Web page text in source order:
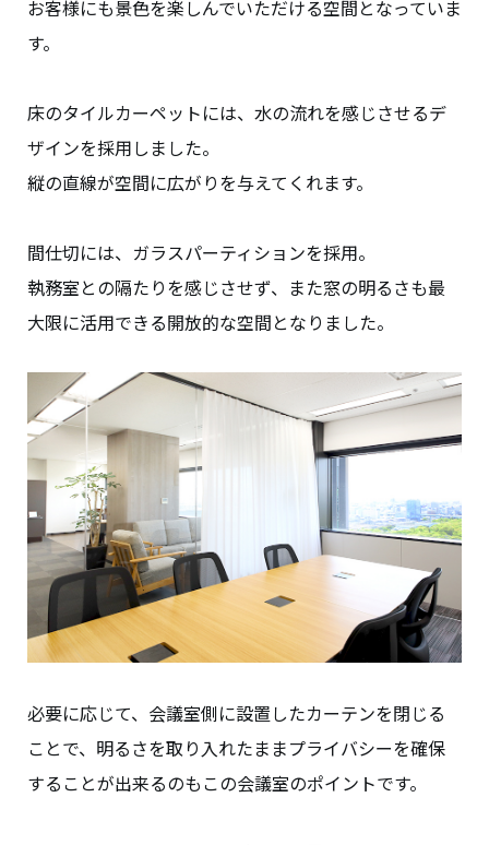
お客様にも景色を楽しんでいただける空間となっていま
す。
床のタイルカーペットには、水の流れを感じさせるデ
ザインを採用しました。
縦の直線が空間に広がりを与えてくれます。
間仕切には、ガラスパーティションを採用。
執務室との隔たりを感じさせず、また窓の明るさも最
大限に活用できる開放的な空間となりました。
必要に応じて、会議室側に設置したカーテンを閉じる
ことで、明るさを取り入れたままプライバシーを確保
することが出来るのもこの会議室のポイントです。